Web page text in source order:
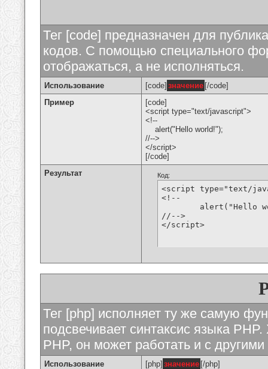
Тег [code] предназначен для
кодов. С помощью специального
отображаться, а не исполняться.
Использование [code] значение [/code]
Пример
[code]
<script type="text/javascript">
<!--
alert("Hello world!");
//-->
</script>
[/code]
Результат
Код:
<script type="text/
<!--
//-->
</script>
Тег [php] исполняет ту же самую
подсвечивает синтаксис языка
PHP, он может работать и с
Использование [php] значение [/php]